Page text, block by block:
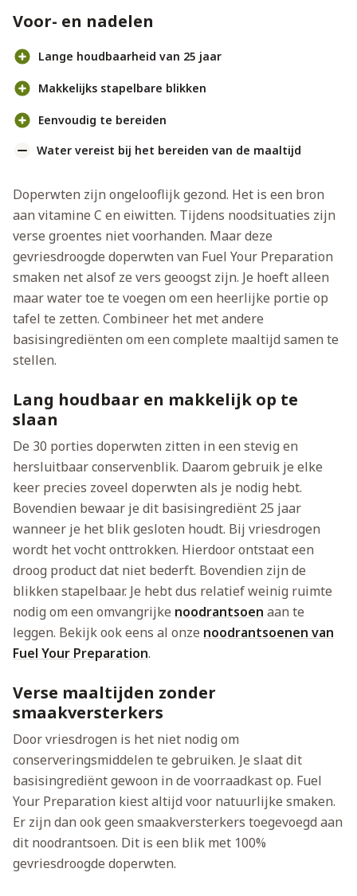
Voor- en nadelen
Lange houdbaarheid van 25 jaar
Makkelijks stapelbare blikken
Eenvoudig te bereiden
Water vereist bij het bereiden van de maaltijd
Doperwten zijn ongelooflijk gezond. Het is een bron
aan vitamine C en eiwitten. Tijdens noodsituaties zijn
verse groentes niet voorhanden. Maar deze
gevriesdroogde doperwten van Fuel Your Preparation
smaken net alsof ze vers geoogst zijn. Je hoeft alleen
maar water toe te voegen om een heerlijke portie op
tafel te zetten. Combineer het met andere
basisingrediënten om een complete maaltijd samen te
stellen.
Lang houdbaar en makkelijk op te
slaan
De 30 porties doperwten zitten in een stevig en
hersluitbaar conservenblik. Daarom gebruik je elke
keer precies zoveel doperwten als je nodig hebt.
Bovendien bewaar je dit basisingrediënt 25 jaar
wanneer je het blik gesloten houdt. Bij vriesdrogen
wordt het vocht onttrokken. Hierdoor ontstaat een
droog product dat niet bederft. Bovendien zijn de
blikken stapelbaar. Je hebt dus relatief weinig ruimte
nodig om een omvangrijke noodrantsoen aan te
leggen. Bekijk ook eens al onze noodrantsoenen van
Fuel Your Preparation.
Verse maaltijden zonder
smaakversterkers
Door vriesdrogen is het niet nodig om
conserveringsmiddelen te gebruiken. Je slaat dit
basisingrediënt gewoon in de voorraadkast op. Fuel
Your Preparation kiest altijd voor natuurlijke smaken.
Er zijn dan ook geen smaakversterkers toegevoegd aan
dit noodrantsoen. Dit is een blik met 100%
gevriesdroogde doperwten.